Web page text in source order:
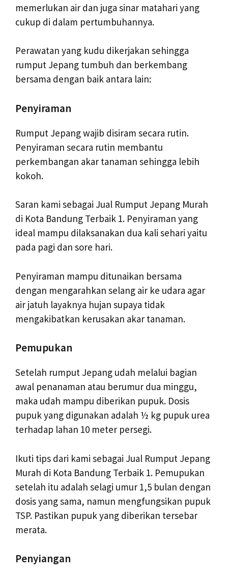
memerlukan air dan juga sinar matahari yang
cukup di dalam pertumbuhannya.
Perawatan yang kudu dikerjakan sehingga
rumput Jepang tumbuh dan berkembang
bersama dengan baik antara lain:
Penyiraman
Rumput Jepang wajib disiram secara rutin.
Penyiraman secara rutin membantu
perkembangan akar tanaman sehingga lebih
kokoh.
Saran kami sebagai Jual Rumput Jepang Murah
di Kota Bandung Terbaik 1. Penyiraman yang
ideal mampu dilaksanakan dua kali sehari yaitu
pada pagi dan sore hari.
Penyiraman mampu ditunaikan bersama
dengan mengarahkan selang air ke udara agar
air jatuh layaknya hujan supaya tidak
mengakibatkan kerusakan akar tanaman.
Pemupukan
Setelah rumput Jepang udah melalui bagian
awal penanaman atau berumur dua minggu,
maka udah mampu diberikan pupuk. Dosis
pupuk yang digunakan adalah ½ kg pupuk urea
terhadap lahan 10 meter persegi.
Ikuti tips dari kami sebagai Jual Rumput Jepang
Murah di Kota Bandung Terbaik 1. Pemupukan
setelah itu adalah selagi umur 1,5 bulan dengan
dosis yang sama, namun mengfungsikan pupuk
TSP. Pastikan pupuk yang diberikan tersebar
merata.
Penyiangan